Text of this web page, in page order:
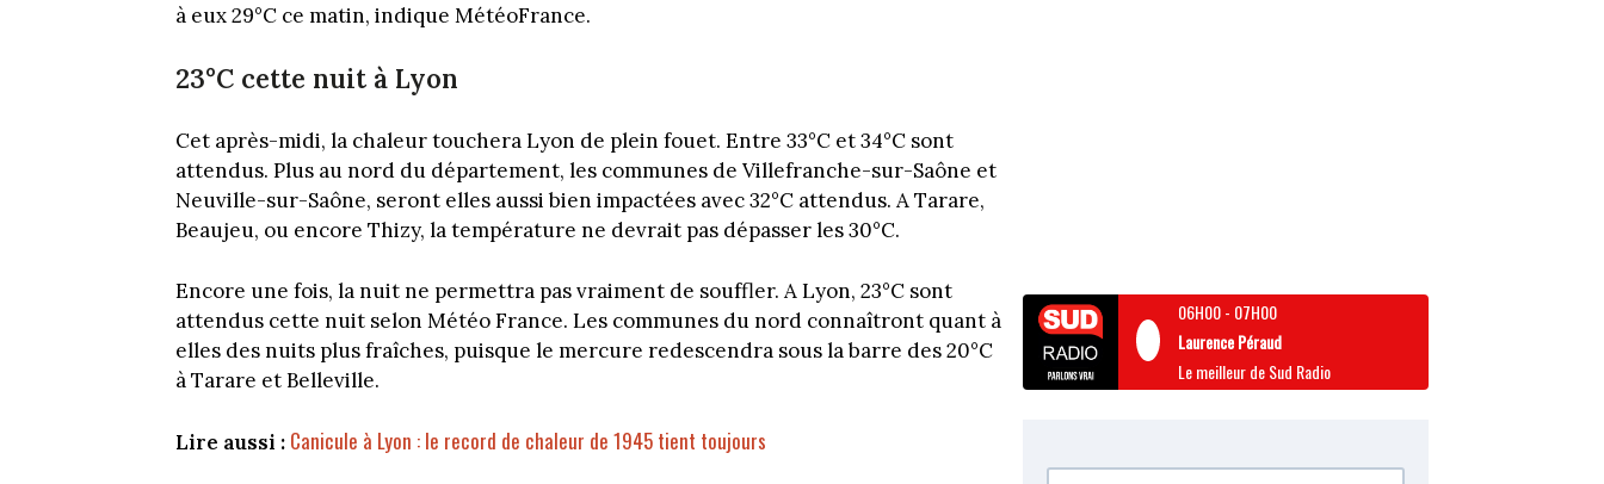
à eux 29°C ce matin, indique MétéoFrance.
23°C cette nuit à Lyon
Cet après-midi, la chaleur touchera Lyon de plein fouet. Entre 33°C et 34°C sont
attendus. Plus au nord du département, les communes de Villefranche-sur-Saône et
Neuville-sur-Saône, seront elles aussi bien impactées avec 32°C attendus. A Tarare,
Beaujeu, ou encore Thizy, la température ne devrait pas dépasser les 30°C.
Encore une fois, la nuit ne permettra pas vraiment de souffler. A Lyon, 23°C sont
attendus cette nuit selon Météo France. Les communes du nord connaîtront quant à
elles des nuits plus fraîches, puisque le mercure redescendra sous la barre des 20°C
à Tarare et Belleville.
Lire aussi : Canicule à Lyon : le record de chaleur de 1945 tient toujours
06H00- 07H00
Laurence Péraud
Le meilleur de Sud Radio